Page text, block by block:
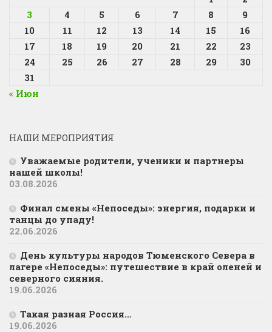
3
4 5 6 7 8
9
10
11 12 13 14 15
16
17
18 19 20 21 22
23
24
25 26 27 28 29
30
31
« Июн
НАШИ МЕРОПРИЯТИЯ
Уважаемые родители, ученики и партнеры
нашей школы!
03.08.2026
Финал смены «Непоседы»: энергия, подарки и
танцы до упаду!
22.06.2026
День культуры народов Тюменского Севера в
лагере «Непоседы»: путешествие в край оленей и
северного сияния.
19.06.2026
Такая разная Россия…
19.06.2026